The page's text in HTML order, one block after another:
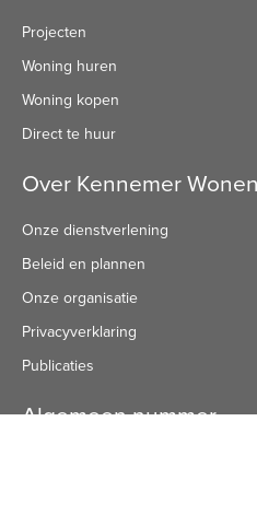
Projecten
Woning huren
Woning kopen
Direct te huur
Over Kennemer Wonen
Onze dienstverlening
Beleid en plannen
Onze organisatie
Privacyverklaring
Publicaties
Algemeen nummer